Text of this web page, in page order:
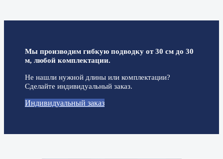
Мы производим гибкую подводку от 30 см до 30
м, любой комплектации.
Не нашли нужной длины или комплектации?
Сделайте индивидуальный заказ.
Индивидуальный заказ